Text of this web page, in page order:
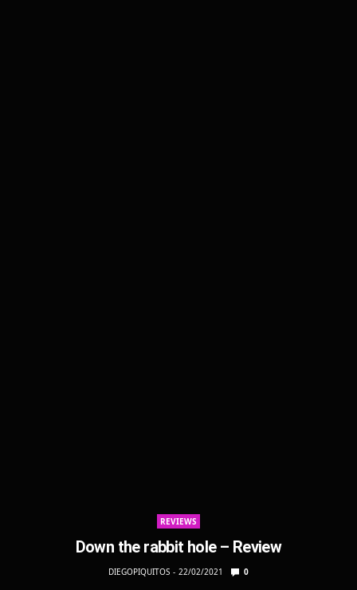
REVIEWS
Down the rabbit hole – Review
DIEGOPIQUITOS 22/02/2021 0